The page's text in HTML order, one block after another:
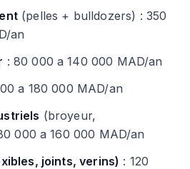
(pelles + bulldozers) : 350
an
: 80 000 a 140 000 MAD/an
a 180 000 MAD/an
(broyeur,
000 a 160 000 MAD/an
joints, verins) : 120